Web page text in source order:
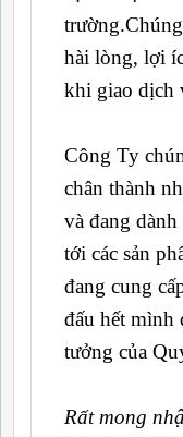
hài lòng, lợi
khi giao dịch
Công Ty
chân thành
và đang
tới các sản
đang cung
đấu hết mình
tưởng của
Rất mong